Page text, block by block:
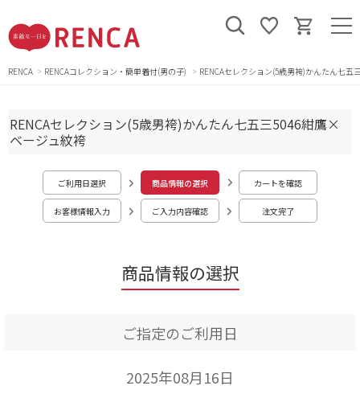
RENCA RENCAコレクション・簡単着付(男の子) RENCAセレクション(5歳男袴)かんたん七五
商品情報の選択
RENCAセレクション(5歳男袴)かんたん七五三5046紺鷹×
ベージュ紋袴
ご利用日選択 商品情報の選択 カートを確認
お客様情報入力 ご入力内容確認 注文完了
ご指定のご利用日
2025年08月16日